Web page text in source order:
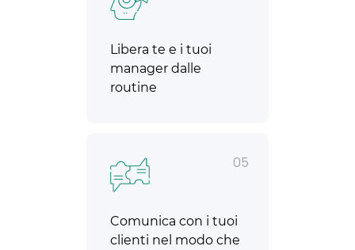
Libera te e i tuoi
manager dalle
routine
05
Comunica con i tuoi
clienti nel modo che